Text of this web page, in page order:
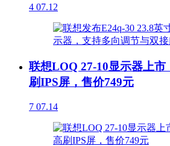
4 07.12
联想LOQ 27-10显示器上市
刷IPS屏，售价749元
7 07.14